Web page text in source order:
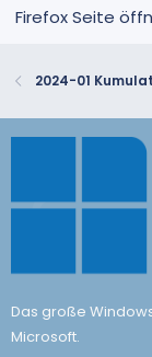
Firefox Seite
Das große Windows
Microsoft.